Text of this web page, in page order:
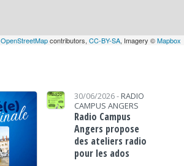
OpenStreetMapcontributors, CC-BY-SA, Imagery ©Mapbox
30/06/2026 - RADIO
CAMPUS ANGERS
Radio Campus
Angers propose
des ateliers radio
pour les ados